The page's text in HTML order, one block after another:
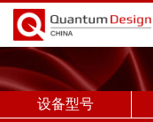
设备型号